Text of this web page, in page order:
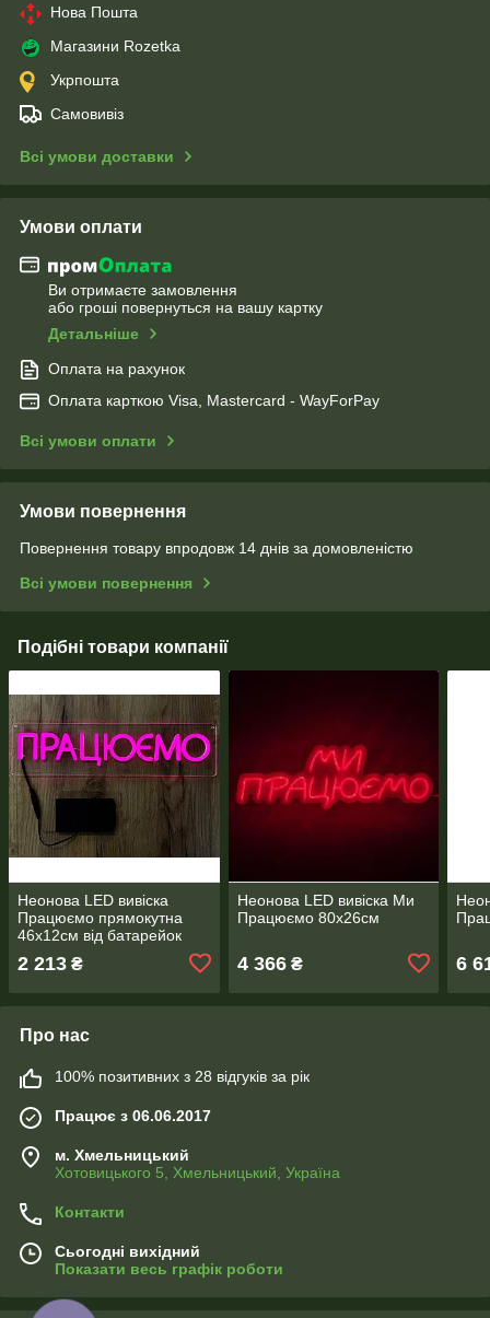
Нова Пошта
Магазини Rozetka
Укрпошта
Самовивіз
Всі умови доставки
Умови оплати
Ви отримаєте замовлення
або гроші повернуться на вашу картку
Детальніше
Оплата на рахунок
Оплата карткою Visa, Mastercard - WayForPay
Всі умови оплати
Умови повернення
Повернення товару впродовж 14 днів за домовленістю
Всі умови повернення
Подібні товари компанії
Неонова LED вивіска
Працюємо прямокутна
46х12см від батарейок
2 213 ₴
Неонова LED вивіска Ми
Працюємо 80х26см
4 366₴ 6
Про нас
100% позитивних з 28 відгуків за рік
Працює з 06.06.2017
м. Хмельницький
Хотовицького 5, Хмельницький, Україна
Контакти
Сьогодні вихідний
Показати весь графік роботи